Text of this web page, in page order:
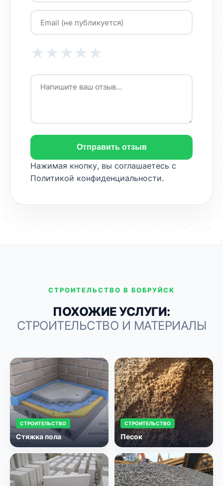
★
★
★
★
★
Отправить отзыв
Нажимая кнопку, вы соглашаетесь с
Политикой конфиденциальности.
СТРОИТЕЛЬСТВО В БОБРУЙСК
ПОХОЖИЕ УСЛУГИ:
СТРОИТЕЛЬСТВО И МАТЕРИАЛЫ
СТРОИТЕЛЬСТВО
Стяжка пола
СТРОИТЕЛЬСТВО
Песок